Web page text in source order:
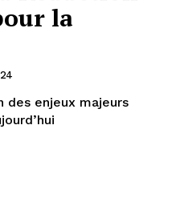
la
des enjeux majeurs